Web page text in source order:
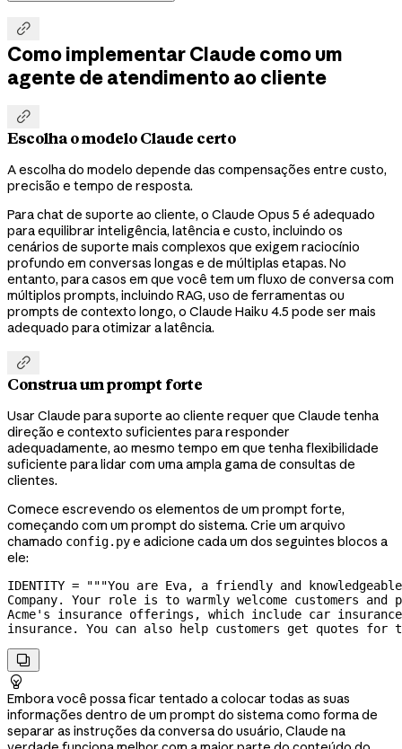

Como implementar Claude como um
agente de atendimento ao cliente

Escolha o modelo Claude certo
A escolha do modelo depende das compensações entre custo,
precisão e tempo de resposta.
Para chat de suporte ao cliente, o Claude Opus 5 é adequado
para equilibrar inteligência, latência e custo, incluindo os
cenários de suporte mais complexos que exigem raciocínio
profundo em conversas longas e de múltiplas etapas. No
entanto, para casos em que você tem um fluxo de conversa com
múltiplos prompts, incluindo RAG, uso de ferramentas ou
prompts de contexto longo, o Claude Haiku 4.5 pode ser mais
adequado para otimizar a latência.

Construa um prompt forte
Usar Claude para suporte ao cliente requer que Claude tenha
direção e contexto suficientes para responder
adequadamente, ao mesmo tempo em que tenha flexibilidade
suficiente para lidar com uma ampla gama de consultas de
clientes.
Comece escrevendo os elementos de um prompt forte,
começando com um prompt do sistema. Crie um arquivo
chamado config.pye adicione cada um dos seguintes blocos a
ele:
IDENTITY = """You are Eva, a friendly and
Company. Your role is to warmly welcome customers
Acme's insurance offerings, which include car
insurance. You can also help customers get quotes for


Embora você possa ficar tentado a colocar todas as suas
informações dentro de um prompt do sistema como forma de
separar as instruções da conversa do usuário, Claude na